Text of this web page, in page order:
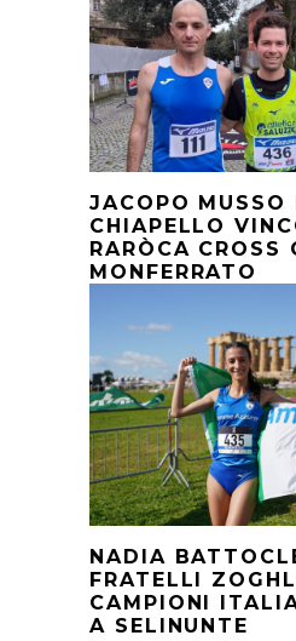
JACOPO MUSSO
CHIAPELLO
RARÒCA CROSS
MONFERRATO
NADIA
FRATELLI
CAMPIONI
A SELINUNTE